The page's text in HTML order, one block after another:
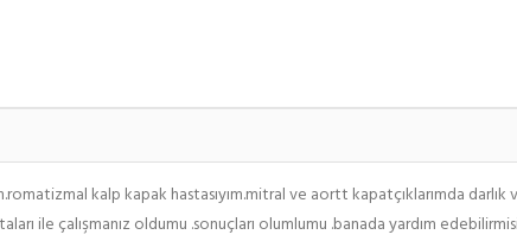
kalp kapak hastasıyım.mitral ve aortt kapatçıklarımda
ile çalışmanız oldumu .sonuçları olumlumu .banada yardım